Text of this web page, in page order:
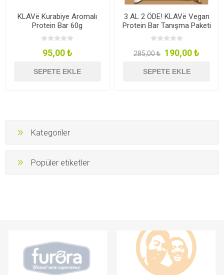
KLAVë Kurabiye Aromalı
Protein Bar 60g
95,00 ₺
SEPETE EKLE
3 AL 2 ÖDE! KLAVë Vegan
Protein Bar Tanışma Paketi
285,00 ₺ 190,00 ₺
SEPETE EKLE
Kategoriler
Popüler etiketler